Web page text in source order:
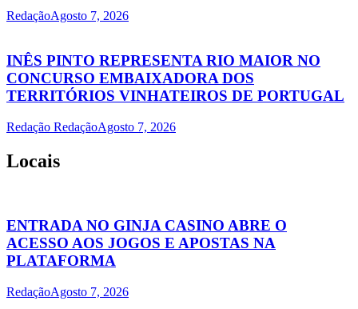
RedaçãoAgosto 7, 2026
INÊS PINTO REPRESENTA RIO MAIOR NO
CONCURSO EMBAIXADORA DOS
TERRITÓRIOS VINHATEIROS DE PORTUGAL
Redação RedaçãoAgosto 7, 2026
Locais
ENTRADA NO GINJA CASINO ABRE O
ACESSO AOS JOGOS E APOSTAS NA
PLATAFORMA
RedaçãoAgosto 7, 2026